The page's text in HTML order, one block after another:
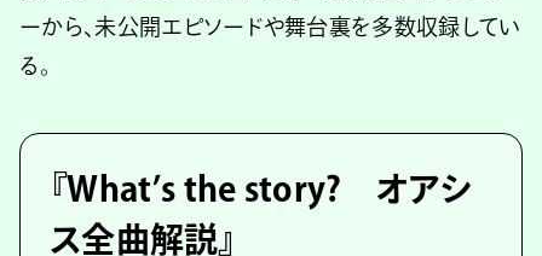
ーから、未公開エピソードや舞台裏を多数収録してい
る。
『What’s the story? オアシ
ス全曲解説』